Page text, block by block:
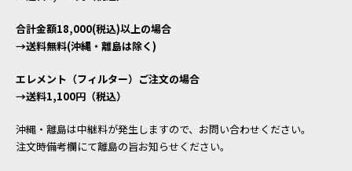
合計金額18,000(税込)以上の場合
→送料無料(沖縄・離島は除く)
エレメント（フィルター）ご注文の場合
→送料1,100円（税込）
沖縄・離島は中継料が発生しますので、お問い合わせください。
注文時備考欄にて離島の旨お知らせください。